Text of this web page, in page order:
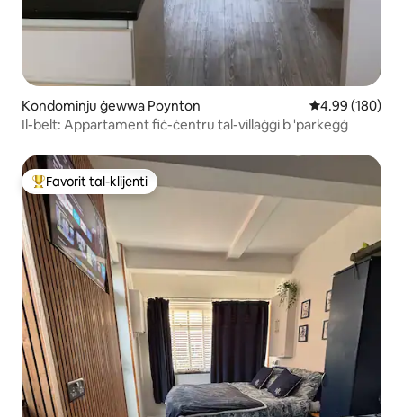
Kondominju ġewwa Poynton Rating medju
4.99 (180)
Il-belt: Appartament fiċ-ċentru tal-villaġġi b 'parkeġġ
Wieħed mill-aqwa favoriti tal-klijenti
Favorit tal-klijenti